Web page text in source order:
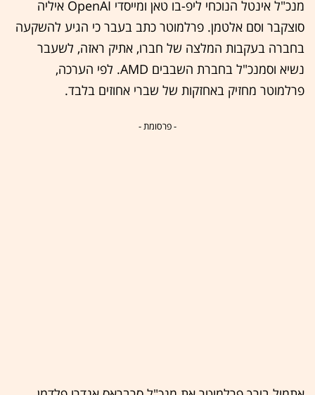
מנכ"ל אינטל הנוכחי ליפ-בו טאן ומייסדי OpenAI איליה
סוצקבר וסם אלטמן. פרלמוטר כתב בעבר כי הגיע להשקעה
בחברה בעקבות המלצה של חברו, אתיק ראזה, לשעבר
נשיא וסמנכ"ל בחברת השבבים AMD. לפי הערכה,
פרלמוטר מחזיק באחזקות של שברי אחוזים בלבד.
- פרסומת -